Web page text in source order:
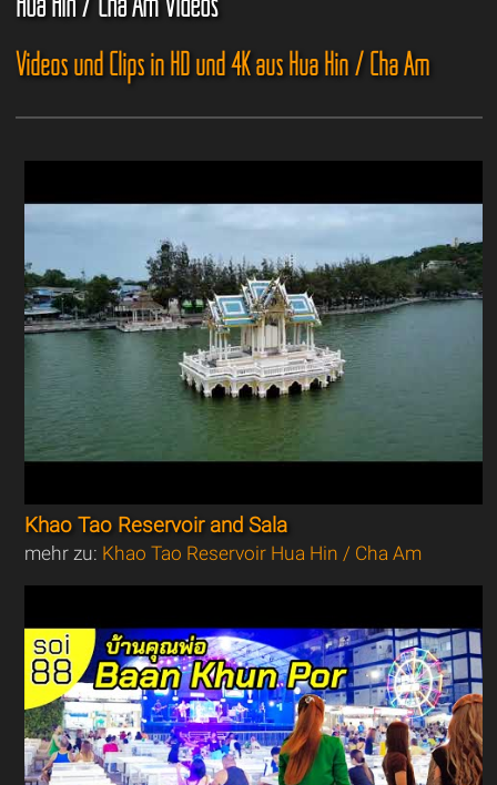
Videos und Clips in HD und 4K aus Hua Hin / Cha Am
Khao Tao Reservoir and Sala
mehr zu: Khao Tao Reservoir Hua Hin / Cha Am